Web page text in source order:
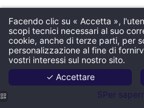
Facendo clic su « Accetta »,
scopi tecnici necessari al suo
cookie, anche di terze parti, per
personalizzazione al fine di
vostri interessi sul nostro sito.
✓ Accettare
SPer